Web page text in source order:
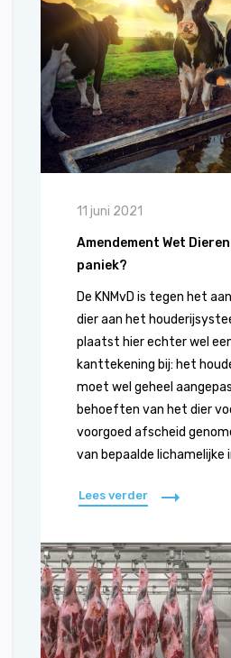
11 juni 2021
Amendement Wet
paniek?
De KNMvD is tegen het
dier aan het
plaatst hier echter wel
kanttekening bij: het
moet wel geheel
behoeften van het dier
voorgoed afscheid
van bepaalde lichamelijke
Lees verder